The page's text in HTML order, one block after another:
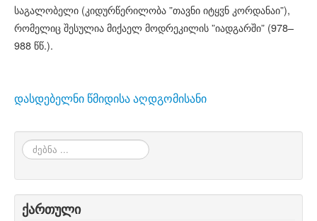
საგალობელი (კიდურწერილობა ”თავნი იტყჳნ კორდანაი”),
რომელიც შესულია მიქაელ მოდრეკილის ”იადგარში” (978–
988 წწ.).
დასდებელნი წმიდისა აღდგომისანი
ძებნა
...
ქართული